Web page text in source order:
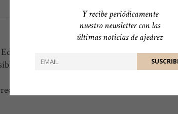
Y recibe periódicamente
nuestro newsletter con las
últimas noticias de ajedrez
Chessy, agradeciéndoles su
nominación, tanto en ésta como en
electrónico, enviado hace pocos minutos.